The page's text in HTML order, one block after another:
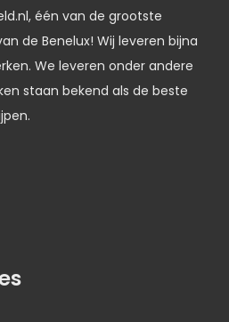
één van de grootste
de Benelux! Wij leveren bijna
We leveren onder andere
staan bekend als de beste